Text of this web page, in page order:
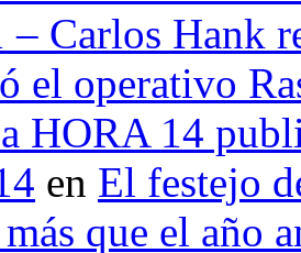
– Carlos Hank
el operativo
HORA 14
en El festejo
que el año